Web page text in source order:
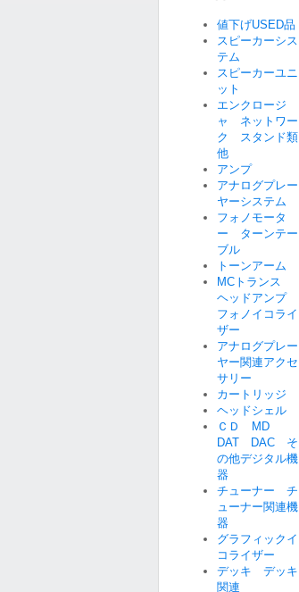
値下げUSED品
スピーカーシス
テム
スピーカーユニ
ット
エンクロージ
ャ ネットワー
ク スタンド類
他
アンプ
アナログプレー
ヤーシステム
フォノモータ
ー ターンテー
ブル
トーンアーム
MCトランス
ヘッドアンプ
フォノイコライ
ザー
アナログプレー
ヤー関連アクセ
サリー
カートリッジ
ヘッドシェル
ＣＤ MD
DAT DAC そ
の他デジタル機
器
チューナー チ
ューナー関連機
器
グラフィックイ
コライザー
デッキ デッキ
関連